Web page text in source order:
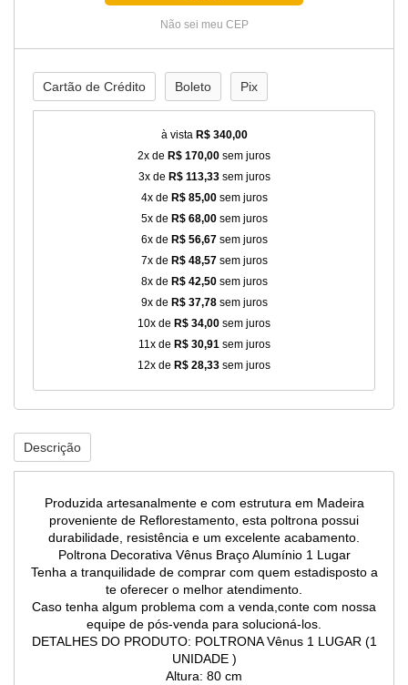
Não sei meu CEP
Cartão de Crédito Boleto Pix
à vista R$ 340,00
2x de R$ 170,00 sem juros
3x de R$ 113,33sem juros
4x de R$ 85,00sem juros
5x de R$ 68,00sem juros
6x de R$ 56,67sem juros
7x de R$ 48,57sem juros
8x de R$ 42,50sem juros
9x de R$ 37,78sem juros
10x de R$ 34,00 sem juros
11x de R$ 30,91sem juros
12x de R$ 28,33 sem juros
Descrição
Produzida artesanalmente e com estrutura em Madeira
proveniente de Reflorestamento, esta poltrona possui
durabilidade, resistência e um excelente acabamento.
Poltrona Decorativa Vênus Braço Alumínio 1 Lugar
Tenha a tranquilidade de comprar com quem estadisposto a
te oferecer o melhor atendimento.
Caso tenha algum problema com a venda,conte com nossa
equipe de pós-venda para solucioná-los.
DETALHES DO PRODUTO: POLTRONA Vênus 1 LUGAR (1
UNIDADE )
Altura: 80 cm